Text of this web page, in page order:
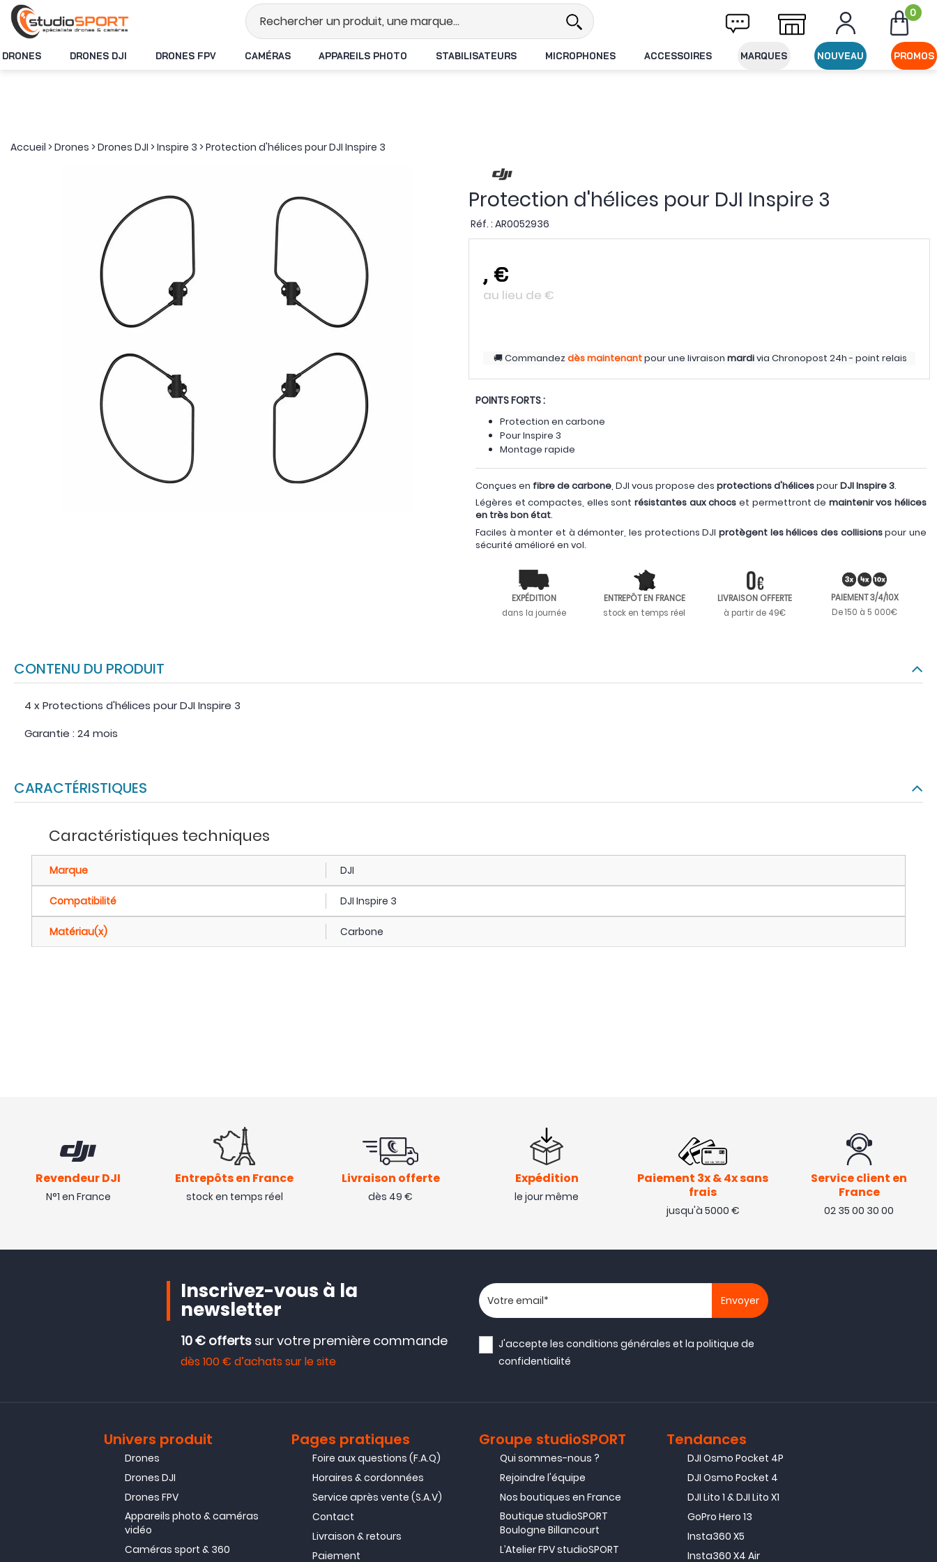
Stock en temps réel Livraison offerte dès 49€ d'achat 0
DRONES DRONES DJI DRONES FPV CAMÉRAS APPAREILS PHOTO STABILISATEURS MICROPHONES ACCESSOIRES MARQUES NOUVEAU PROMOS
Accueil >Drones >Drones DJI >Inspire 3 >Protection d'hélices pour DJI Inspire 3
Protection d'hélices pour DJI Inspire 3
Réf. : AR0052936
, €
au lieu de €
Commandezdès maintenantpour une livraison mardivia Chronopost 24h - point relais
POINTS FORTS :
Protection en carbone
Pour Inspire 3
Montage rapide
Conçues en fibre de carbone , DJI vous propose des protections d'hélicespourDJI Inspire 3.
Légères et compactes, elles sontrésistantes aux chocs et permettront de maintenir vos hélices
en très bon état.
Faciles à monter et à démonter, les protections DJI protègent les hélices des collisionspour une
sécurité amélioré en vol.
EXPÉDITION
dans la journée
ENTREPÔT EN FRANCE
stock en temps réel
LIVRAISON OFFERTE
à partir de 49€
PAIEMENT 3/4/10X
De 150 à 5 000€
CONTENU DU PRODUIT
4 x Protections d'hélices pour DJI Inspire 3
Garantie : 24 mois
CARACTÉRISTIQUES
Caractéristiques techniques
Marque DJI
Compatibilité DJI Inspire 3
Matériau(x) Carbone
Revendeur DJI
N°1 en France
Entrepôts en France
stock en temps réel
Livraison offerte
dès 49 €
Expédition
le jour même
Paiement 3x & 4x sans
frais
jusqu'à 5000 €
Service client en
France
02 35 00 30 00
Inscrivez-vous à la
newsletter
10 € offerts sur votre première commande
dès 100 € d’achats sur le site
Votre adresse email
J'accepte lesconditions générales et lapolitique de
confidentialité
Univers produit
Drones
Drones DJI
Drones FPV
Appareils photo & caméras
vidéo
Caméras sport & 360
Pages pratiques
Foire aux questions (F.A.Q)
Horaires & cordonnées
Service après vente (S.A.V)
Contact
Livraison & retours
Paiement
Groupe studioSPORT
Qui sommes-nous ?
Rejoindre l'équipe
Nos boutiques en France
Boutique studioSPORT
Boulogne Billancourt
L’Atelier FPV studioSPORT
Tendances
DJI Osmo Pocket 4P
DJI Osmo Pocket 4
DJI Lito 1 & DJI Lito X1
GoPro Hero 13
Insta360 X5
Insta360 X4 Air